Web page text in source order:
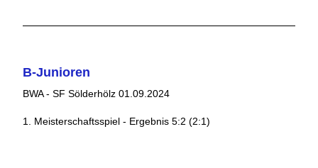
B-Junioren
BWA - SF Sölderhölz 01.09.2024
1. Meisterschaftsspiel - Ergebnis 5:2 (2:1)